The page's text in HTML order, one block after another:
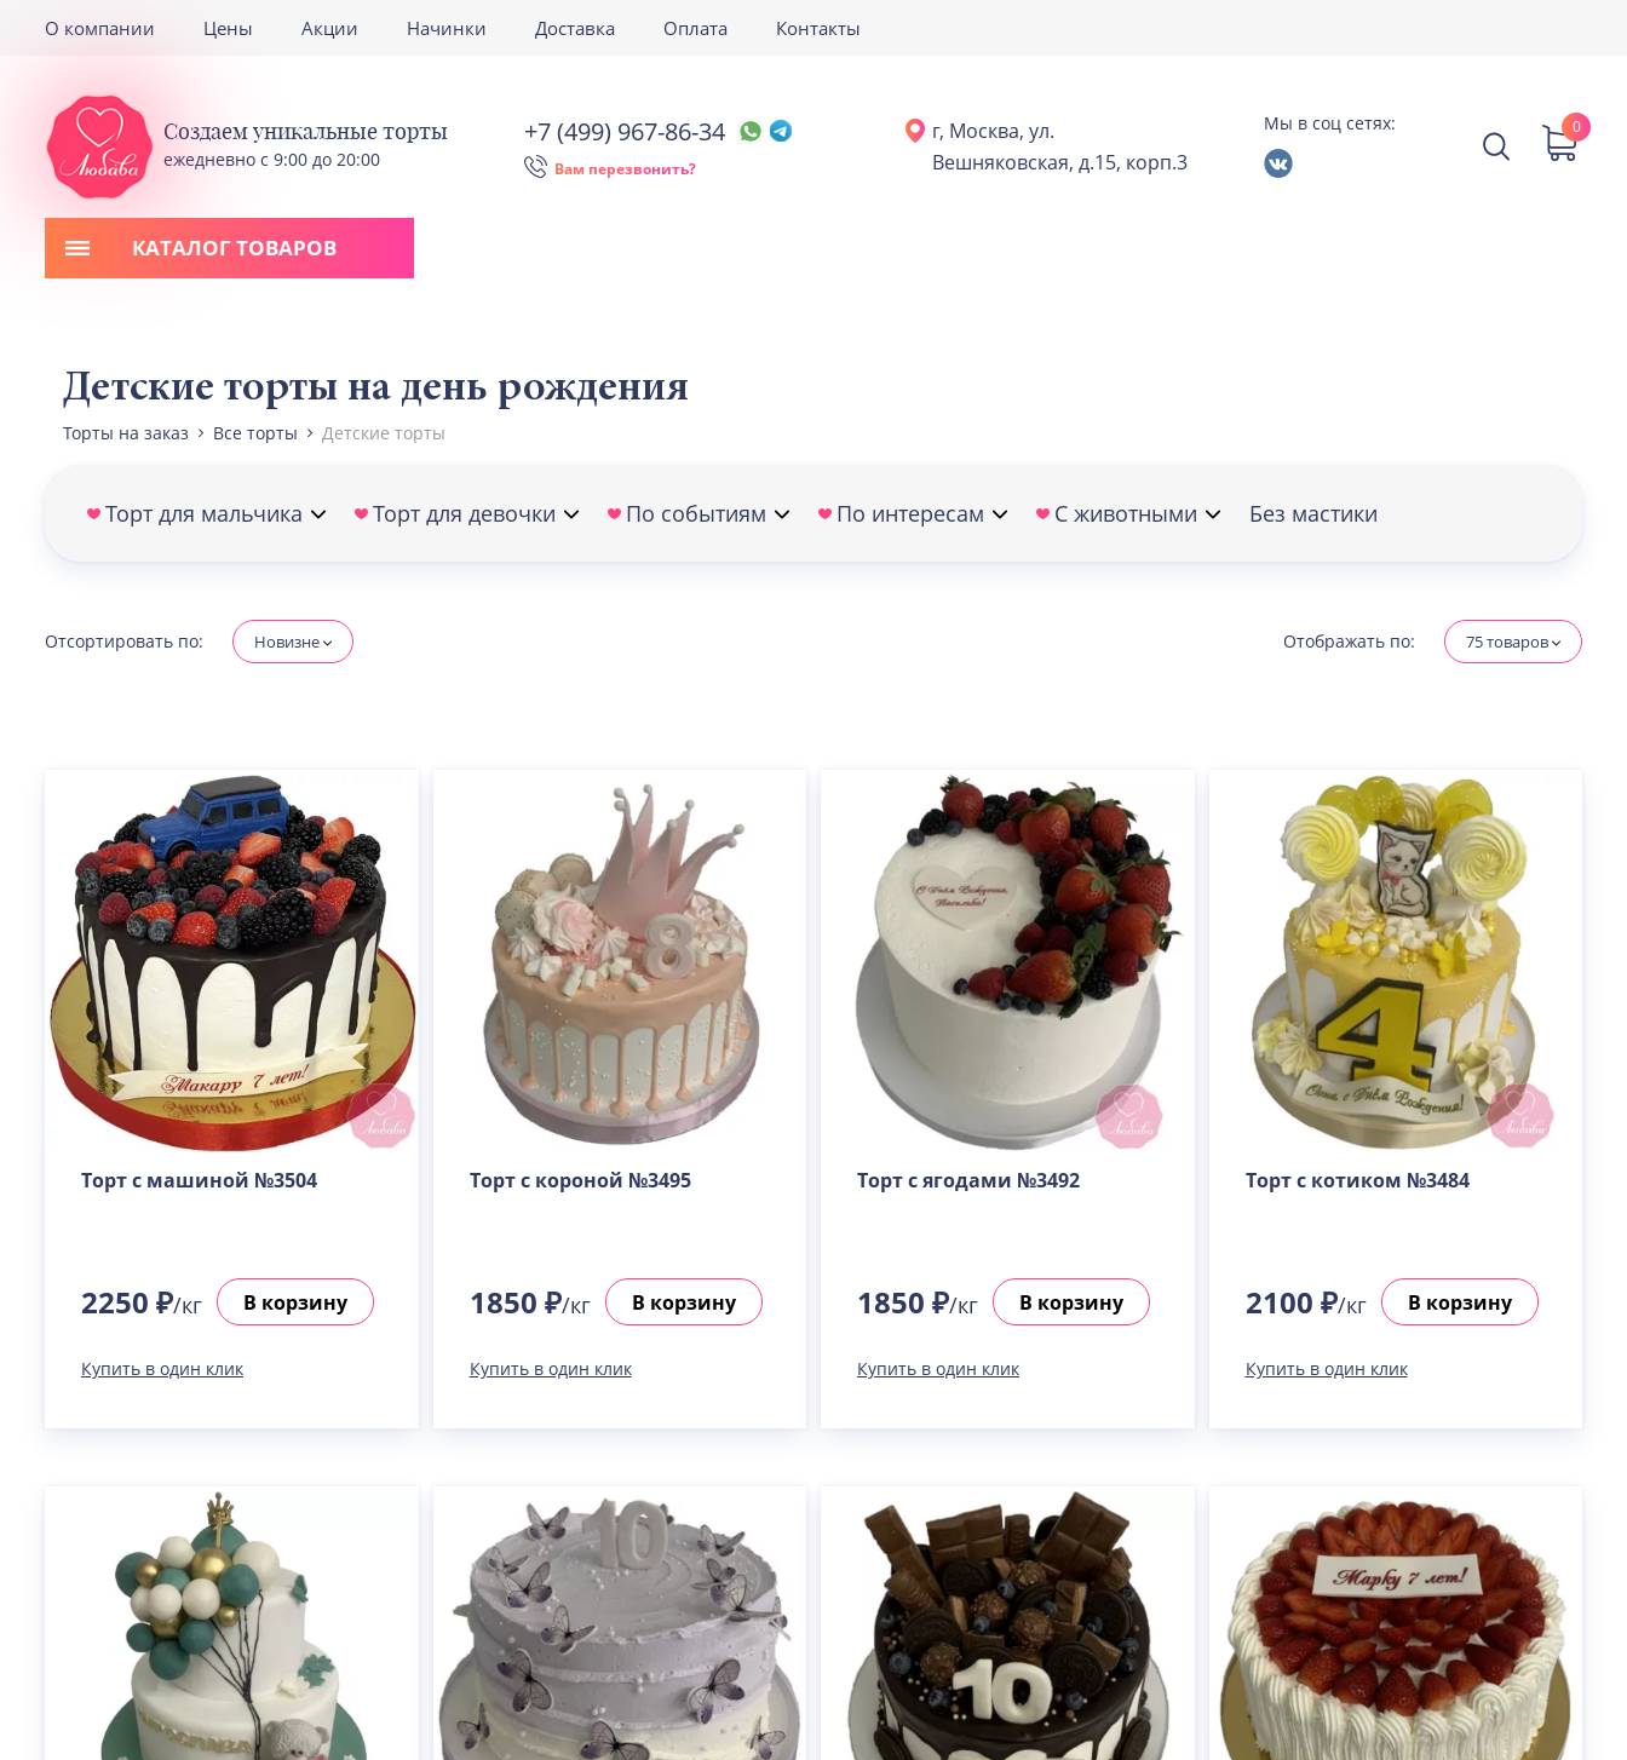
О компании Цены Акции Начинки Доставка Оплата Контакты
Создаем уникальные торты
ежедневно с 9:00 до 20:00
+7 (499) 967-86-34
Вам перезвонить?
г, Москва, ул.
Вешняковская, д.15, корп.3
Мы в соц сетях: 0
КАТАЛОГ ТОВАРОВ
Детские торты на день рождения
Торты на заказ Все торты Детские торты
Торт для мальчика Торт для девочки По событиям По интересам С животными Без мастики
Отсортировать по: Новизне Отображать по: 75 товаров
Торт с машиной №3504
2250 ₽/кг В корзину
Купить в один клик
Торт с короной №3495
1850 ₽/кг В корзину
Купить в один клик
Торт с ягодами №3492
1850 ₽/кг В корзину
Купить в один клик
Торт с котиком №3484
2100 ₽/кг В корзину
Купить в один клик